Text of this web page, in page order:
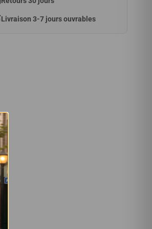
Livraison 3-7 jours ouvrables